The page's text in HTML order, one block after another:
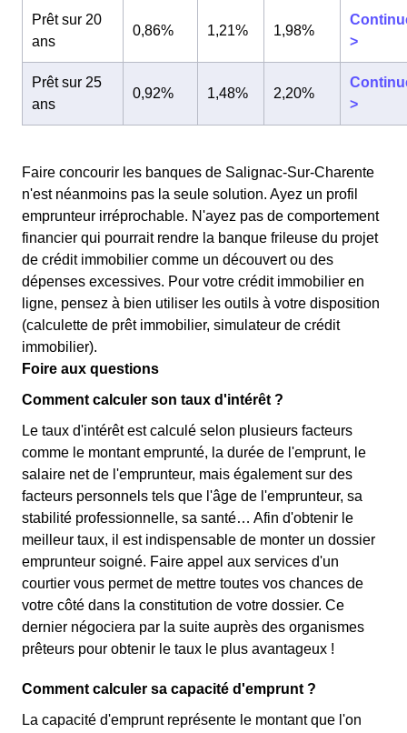
Prêt sur 20
ans
0,86% 1,21% 1,98%
>
Prêt sur 25
ans
0,92% 1,48% 2,20%
>
Faire concourir les banques de Salignac-Sur-Charente
n'est néanmoins pas la seule solution. Ayez un profil
emprunteur irréprochable. N'ayez pas de comportement
financier qui pourrait rendre la banque frileuse du projet
de crédit immobilier comme un découvert ou des
dépenses excessives. Pour votre crédit immobilier en
ligne, pensez à bien utiliser les outils à votre disposition
(calculette de prêt immobilier, simulateur de crédit
immobilier).
Foire aux questions
Comment calculer son taux d'intérêt ?
Le taux d'intérêt est calculé selon plusieurs facteurs
comme le montant emprunté, la durée de l'emprunt, le
salaire net de l'emprunteur, mais également sur des
facteurs personnels tels que l'âge de l'emprunteur, sa
stabilité professionnelle, sa santé… Afin d'obtenir le
meilleur taux, il est indispensable de monter un dossier
emprunteur soigné. Faire appel aux services d'un
courtier vous permet de mettre toutes vos chances de
votre côté dans la constitution de votre dossier. Ce
dernier négociera par la suite auprès des organismes
prêteurs pour obtenir le taux le plus avantageux !
Comment calculer sa capacité d'emprunt ?
La capacité d'emprunt représente le montant que l'on